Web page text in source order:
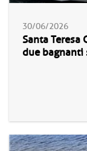
30/06/2026
Santa Teresa
due bagnanti